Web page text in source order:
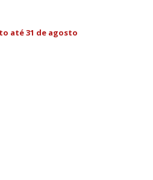
até 31 de agosto